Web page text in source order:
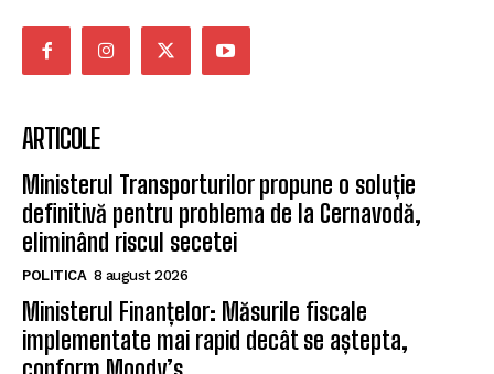
ARTICOLE
Ministerul Transporturilor propune o soluție
definitivă pentru problema de la Cernavodă,
eliminând riscul secetei
POLITICA 8 august 2026
Ministerul Finanțelor: Măsurile fiscale
implementate mai rapid decât se aștepta,